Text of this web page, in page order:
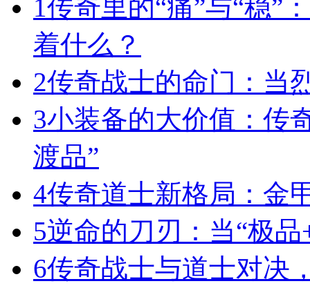
1传奇里的“痛”与“稳”
着什么？
2传奇战士的命门：当
3小装备的大价值：传
渡品”
4传奇道士新格局：金
5逆命的刀刃：当“极
6传奇战士与道士对决